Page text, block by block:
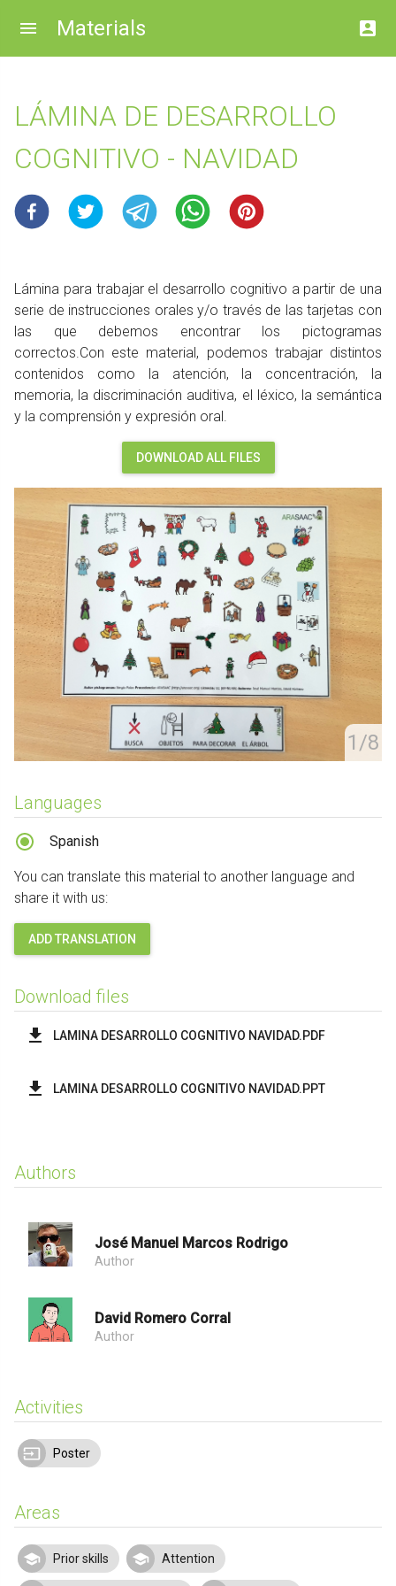
Materials
LÁMINA DE DESARROLLO
COGNITIVO - NAVIDAD
1/8
Lámina para trabajar el desarrollo cognitivo a partir de una
serie de instrucciones orales y/o través de las tarjetas con
las que debemos encontrar los pictogramas
correctos.Con este material, podemos trabajar distintos
contenidos como la atención, la concentración, la
memoria, la discriminación auditiva, el léxico, la semántica
y la comprensión y expresión oral.
DOWNLOAD ALL FILES
Languages
Spanish
You can translate this material to another language and
share it with us:
ADD TRANSLATION
Download files
LAMINA DESARROLLO COGNITIVO NAVIDAD.PDF
LAMINA DESARROLLO COGNITIVO NAVIDAD.PPT
Authors
José Manuel Marcos Rodrigo
Author
David Romero Corral
Author
Activities
Poster
Areas
Prior skills Attention